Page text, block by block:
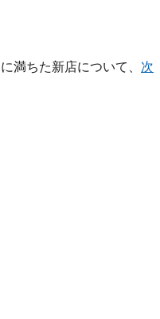
満ちた新店について、 次